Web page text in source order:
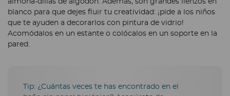
blanco para que dejes fluir tu creatividad: ¡pide a los niños
que te ayuden a decorarlos con pintura de vidrio!
Acomódalos en un estante o colócalos en un soporte en la
pared.
Tip: ¿Cuántas veces te has encontrado en el